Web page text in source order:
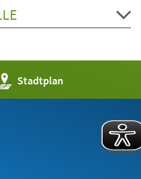
Stadtplan
(Öffnet